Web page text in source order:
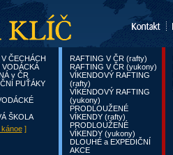
ČECHÁCH
v ČR
PUŤÁKY
ŠKOLA
]
RAFTING V ČR (rafty)
RAFTING V ČR (yukony)
VÍKENDOVÝ RAFTING
(rafty)
VÍKENDOVÝ RAFTING
(yukony)
PRODLOUŽENÉ
VÍKENDY (rafty)
PRODLOUŽENÉ
VÍKENDY (yukony)
DLOUHÉ a EXPEDIČNÍ
AKCE